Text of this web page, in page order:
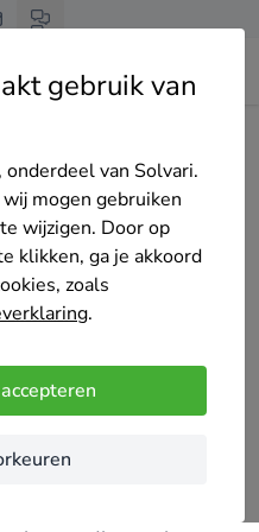
gebruik van
van Solvari.
mogen gebruiken
wijzigen. Door op
klikken, ga je akkoord
zoals
.
een aantal mensen